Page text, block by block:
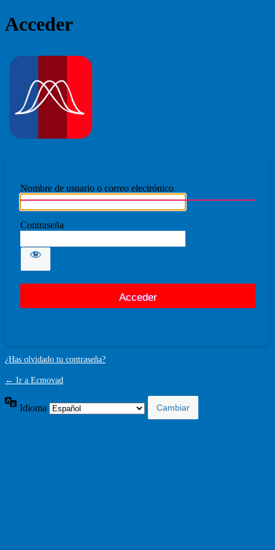
Acceder
Nombre de usuario o correo electrónico
Contraseña
¿Has olvidado tu contraseña?
← Ir a Ecmovad
Idioma